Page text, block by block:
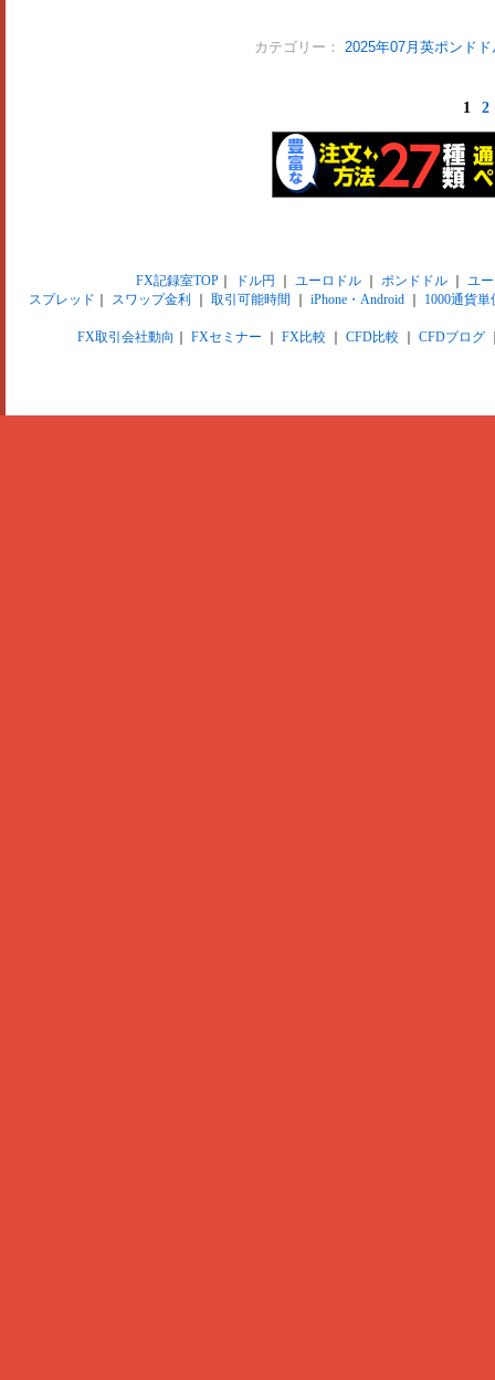
カテゴリー： 2025年07月英ポンドド
1 2
FX記録室TOP｜ ドル円 ユーロドル｜ ポンドドル｜ ユ
スプレッド
スワップ金利 取引可能時間 iPhone・Android 1000通貨単
FX取引会社動向 FXセミナー FX比較 CFD比較 CFDブログ